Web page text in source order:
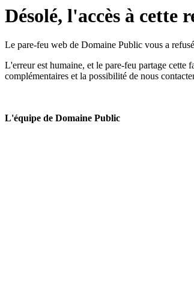
Désolé, l'accès à cette
Le pare-feu web de Domaine Public vous a
L'erreur est humaine, et le pare-feu partage cette
complémentaires et la possibilité de nous
L'équipe de Domaine Public